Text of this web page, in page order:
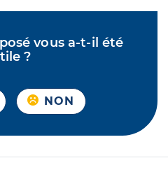
vous a-t-il été
?
NON